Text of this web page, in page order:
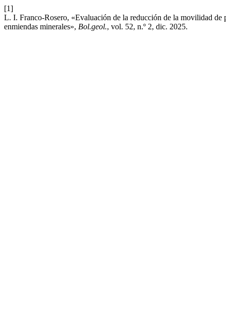
[1]
L. I. Franco-Rosero, «Evaluación de la reducción de la movilidad
enmiendas minerales», Bol.geol., vol. 52, n.º 2, dic. 2025.